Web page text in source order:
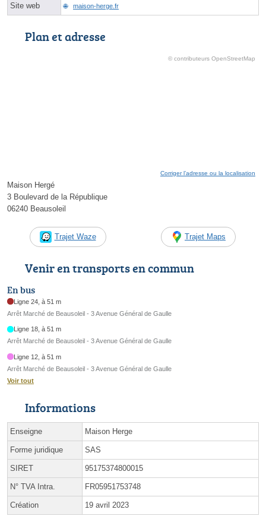
Site web maison-herge.fr
Plan et adresse
© contributeurs OpenStreetMap
Corriger l’adresse ou la localisation
Maison Hergé
3 Boulevard de la République
06240 Beausoleil
Trajet Waze Trajet Maps
Venir en transports en commun
En bus
Ligne 24, à 51 m
Arrêt Marché de Beausoleil - 3 Avenue Général de Gaulle
Ligne 18, à 51 m
Arrêt Marché de Beausoleil - 3 Avenue Général de Gaulle
Ligne 12, à 51 m
Arrêt Marché de Beausoleil - 3 Avenue Général de Gaulle
Voir tout
Informations
Enseigne Maison Herge
Forme juridique SAS
SIRET 95175374800015
N° TVA Intra. FR05951753748
Création 19 avril 2023